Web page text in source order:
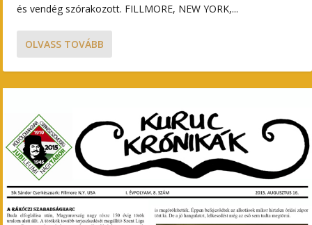
és vendég szórakozott. FILLMORE, NEW YORK,...
OLVASS TOVÁBB